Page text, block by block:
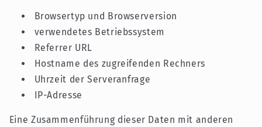
Browsertyp und Browserversion
verwendetes Betriebssystem
Referrer URL
Hostname des zugreifenden Rechners
Uhrzeit der Serveranfrage
IP-Adresse
Eine Zusammenführung dieser Daten mit anderen